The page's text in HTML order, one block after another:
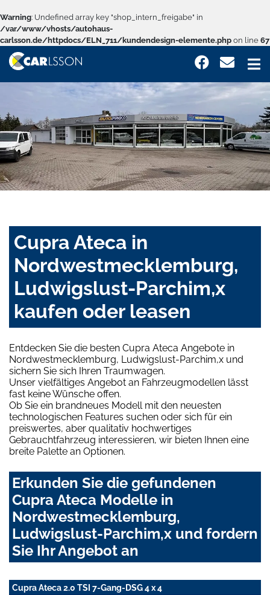
Warning: Undefined array key "shop_intern_freigabe" in
/var/www/vhosts/autohaus-
carlsson.de/httpdocs/ELN_711/kundendesign-elemente.php on line 67
Cupra Ateca in
Nordwestmecklemburg,
Ludwigslust-Parchim,x
kaufen oder leasen
Entdecken Sie die besten Cupra Ateca Angebote in
Nordwestmecklemburg, Ludwigslust-Parchim,x und
sichern Sie sich Ihren Traumwagen.
Unser vielfältiges Angebot an Fahrzeugmodellen lässt
fast keine Wünsche offen.
Ob Sie ein brandneues Modell mit den neuesten
technologischen Features suchen oder sich für ein
preiswertes, aber qualitativ hochwertiges
Gebrauchtfahrzeug interessieren, wir bieten Ihnen eine
breite Palette an Optionen.
Erkunden Sie die gefundenen
Cupra Ateca Modelle in
Nordwestmecklemburg,
Ludwigslust-Parchim,x und fordern
Sie Ihr Angebot an
Cupra Ateca 2.0 TSI 7-Gang-DSG 4 x 4